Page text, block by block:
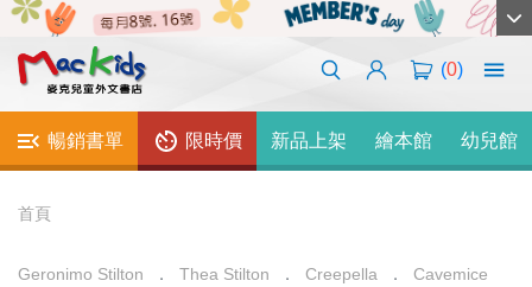
(0)
暢銷書單 限時價 新品上架 繪本館 幼兒館
首頁
Geronimo Stilton Thea Stilton Creepella
Cavemice